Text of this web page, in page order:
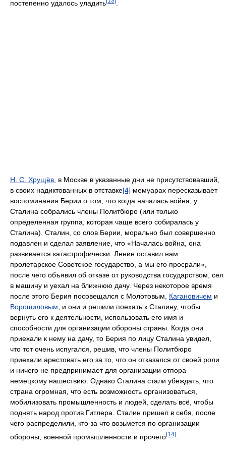
постепенно удалось уладить
Н. С. Хрущёв, в Москве в указанные дни не присутствовавший,
в своих надиктованных в отставке[4] мемуарах пересказывает
воспоминания Берии о том, что когда началась война, у
Сталина собрались члены Политбюро (или только
определенная группа, которая чаще всего собиралась у
Сталина). Сталин, со слов Берии, морально был совершенно
подавлен и сделал заявление, что «Началась война, она
развивается катастрофически. Ленин оставил нам
пролетарское Советское государство, а мы его просрали»,
после чего объявил об отказе от руководства государством, сел
в машину и уехал на ближнюю дачу. Через некоторое время
после этого Берия посовещался с Молотовым, Кагановичем и
Ворошиловым, и они и решили поехать к Сталину, чтобы
вернуть его к деятельности, использовать его имя и
способности для организации обороны страны. Когда они
приехали к нему на дачу, то Берия по лицу Сталина увидел,
что тот очень испугался, решив, что члены Политбюро
приехали арестовать его за то, что он отказался от своей роли
и ничего не предпринимает для организации отпора
немецкому нашествию. Однако Сталина стали убеждать, что
страна огромная, что есть возможность организоваться,
мобилизовать промышленность и людей, сделать всё, чтобы
поднять народ против Гитлера. Сталин пришел в себя, после
чего распределили, кто за что возьмется по организации
обороны, военной промышленности и прочего[14]